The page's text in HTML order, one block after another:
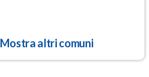
Mostra altri comuni